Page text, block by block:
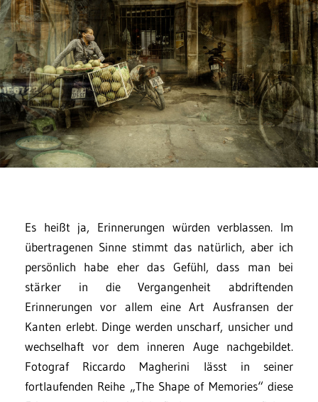
Es heißt ja, Erinnerungen würden verblassen. Im
übertragenen Sinne stimmt das natürlich, aber ich
persönlich habe eher das Gefühl, dass man bei
stärker in die Vergangenheit abdriftenden
Erinnerungen vor allem eine Art Ausfransen der
Kanten erlebt. Dinge werden unscharf, unsicher und
wechselhaft vor dem inneren Auge nachgebildet.
Fotograf Riccardo Magherini lässt in seiner
fortlaufenden Reihe „The Shape of Memories“ diese